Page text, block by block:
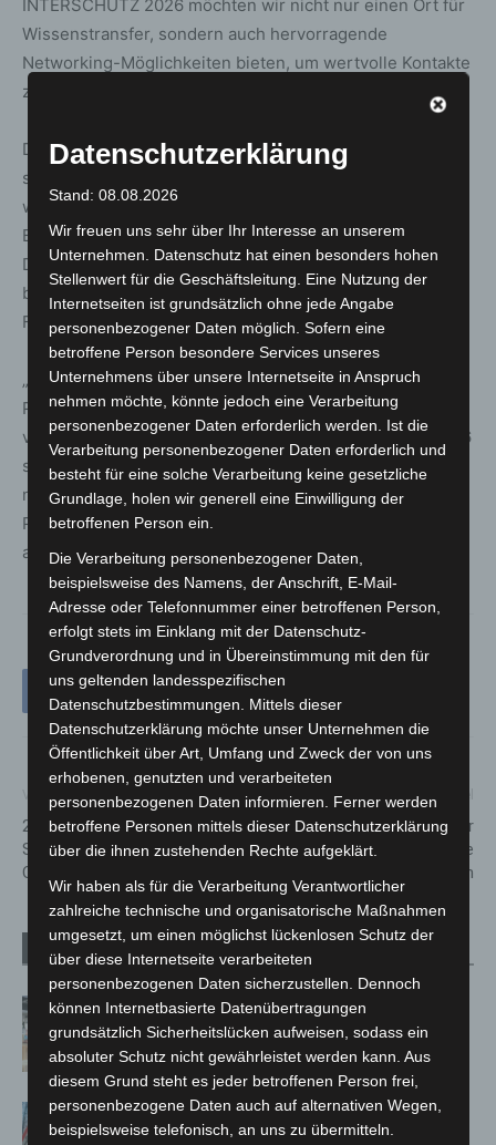
INTERSCHUTZ 2026 möchten wir nicht nur einen Ort für
Wissenstransfer, sondern auch hervorragende
Networking-Möglichkeiten bieten, um wertvolle Kontakte
zu knüpfen und Partnerschaften zu etablieren“, so Grafe.
DasDRZwurde 2018 in Dortmund gegründet und gilt mit
seinem „Living Lab“ als europaweit einzigartig. Hier
werden robotische Systeme unter realitätsnahen
Bedingungen getestet, validiert und weiterentwickelt.
Dass die Technologien praxistauglich sind, hat sich
bereits bei Großbränden, ABC-Lagen und während der
Flutkatastrophe 2021 im Ahrtal gezeigt.
„Die Rettungsrobotik-Tage sind mit dem ‚DRZ Civil
Protection Robotics Forum‘ nur ein Beispiel dafür, wie
vielseitig das Rahmenprogramm der INTERSCHUTZ 2026
sein wird“, resümiert Projektleiter Heinold. „In den
nächsten Wochen und Monaten finalisieren wir weitere
Partner-Formate, die die INTERSCHUTZ 2026 quer über
alle Themenbereiche widerspiegeln.“
Vorheriger Artikel
2025: Veranstaltungstipps mit
Stattreisen Hannover im
Oktober
Nächster Artikel
Kronkorken-Sammelaktion der
Feuerwehr Kaltenweide
erreicht neue Dimensionen
Verwandte Artikel Mehr vom Autor
Kunst trifft Weingenuss: Barbara-
Susann Mehring zeigt ihre Werke im
Jacques’ Wein-Depot Isernhagen
A2: Zweite Turbobaustelle startet
zwischen Hannover-West und
Datenschutzerklärung
Stand: 08.08.2026
Wir freuen uns sehr über Ihr Interesse an unserem
Unternehmen. Datenschutz hat einen besonders hohen
Stellenwert für die Geschäftsleitung. Eine Nutzung der
Internetseiten ist grundsätzlich ohne jede Angabe
personenbezogener Daten möglich. Sofern eine
betroffene Person besondere Services unseres
Unternehmens über unsere Internetseite in Anspruch
nehmen möchte, könnte jedoch eine Verarbeitung
personenbezogener Daten erforderlich werden. Ist die
Verarbeitung personenbezogener Daten erforderlich und
besteht für eine solche Verarbeitung keine gesetzliche
Grundlage, holen wir generell eine Einwilligung der
betroffenen Person ein.
Die Verarbeitung personenbezogener Daten,
beispielsweise des Namens, der Anschrift, E-Mail-
Adresse oder Telefonnummer einer betroffenen Person,
erfolgt stets im Einklang mit der Datenschutz-
Grundverordnung und in Übereinstimmung mit den für
uns geltenden landesspezifischen
Datenschutzbestimmungen. Mittels dieser
Datenschutzerklärung möchte unser Unternehmen die
Öffentlichkeit über Art, Umfang und Zweck der von uns
erhobenen, genutzten und verarbeiteten
personenbezogenen Daten informieren. Ferner werden
betroffene Personen mittels dieser Datenschutzerklärung
über die ihnen zustehenden Rechte aufgeklärt.
Wir haben als für die Verarbeitung Verantwortlicher
zahlreiche technische und organisatorische Maßnahmen
umgesetzt, um einen möglichst lückenlosen Schutz der
über diese Internetseite verarbeiteten
personenbezogenen Daten sicherzustellen. Dennoch
können Internetbasierte Datenübertragungen
grundsätzlich Sicherheitslücken aufweisen, sodass ein
absoluter Schutz nicht gewährleistet werden kann. Aus
diesem Grund steht es jeder betroffenen Person frei,
personenbezogene Daten auch auf alternativen Wegen,
beispielsweise telefonisch, an uns zu übermitteln.